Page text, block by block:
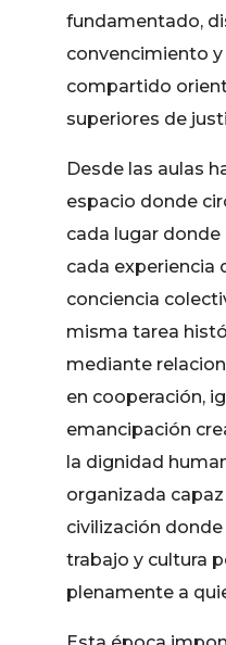
fundamentado,
convencimiento
compartido
superiores de
Desde las aulas
espacio donde
cada lugar
cada experiencia
conciencia
misma tarea
mediante
en cooperación,
emancipación
la dignidad
organizada
civilización donde
trabajo y cultura
plenamente a